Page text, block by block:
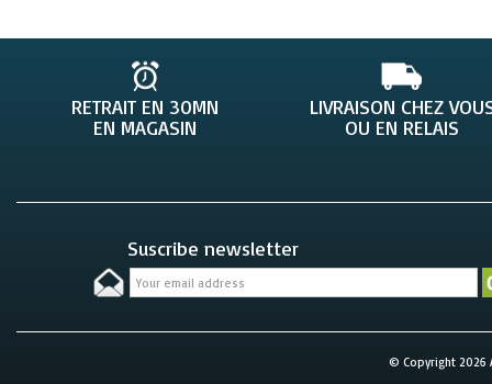
RETRAIT EN 30MN
EN MAGASIN
LIVRAISON CHEZ
OU EN RELAIS
Suscribe newsletter
© Copyright 2026